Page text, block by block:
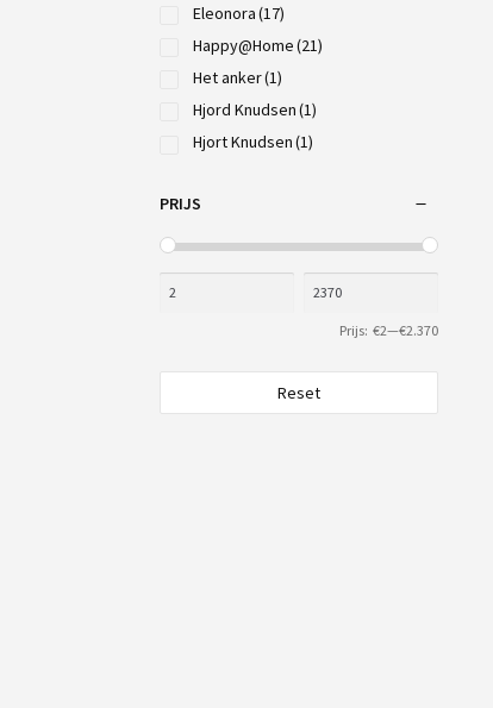
Eleonora(17)
Happy@Home(21)
Het anker(1)
Hjord Knudsen(1)
Hjort Knudsen(1)
Lenselink
MaxFurn(71)
MySons(1)
Rom1961(5)
Royal Furniture Care
PRIJS
Prijs: €2—€2.370
Reset